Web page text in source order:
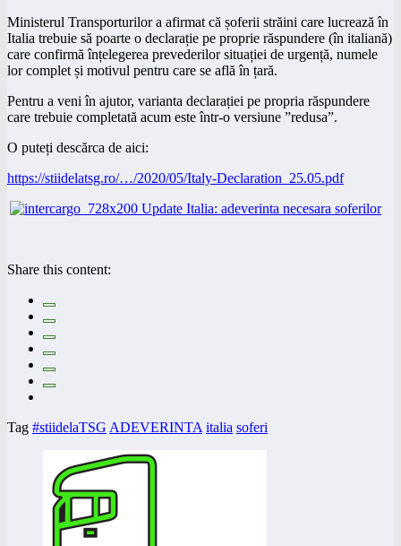
Ministerul Transporturilor a afirmat că șoferii străini care lucrează în
Italia trebuie să poarte o declarație pe proprie răspundere (în italiană)
care confirmă înțelegerea prevederilor situației de urgență, numele
lor complet și motivul pentru care se află în țară.
Pentru a veni în ajutor, varianta declarației pe propria răspundere
care trebuie completată acum este într-o versiune ”redusa”.
O puteți descărca de aici:
https://stiidelatsg.ro/…/2020/05/Italy-Declaration_25.05.pdf
Share this content:
Tag #stiidelaTSG ADEVERINTA italia soferi